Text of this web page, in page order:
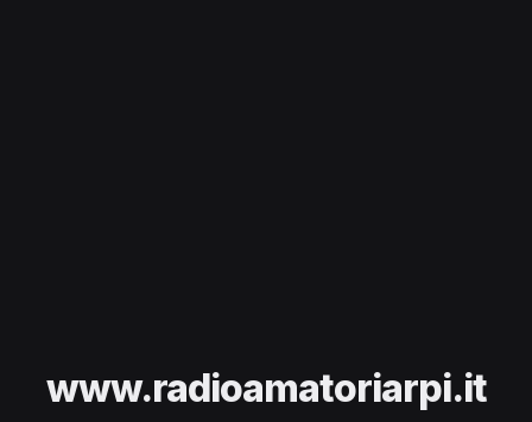
www.radioamatoriarpi.it